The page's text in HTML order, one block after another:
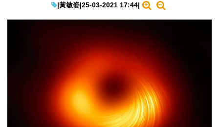
教學評測
生成式AI與雲端應用
Enterprise Digital Transformation
|黃敏姿|25-03-2021 17:44|